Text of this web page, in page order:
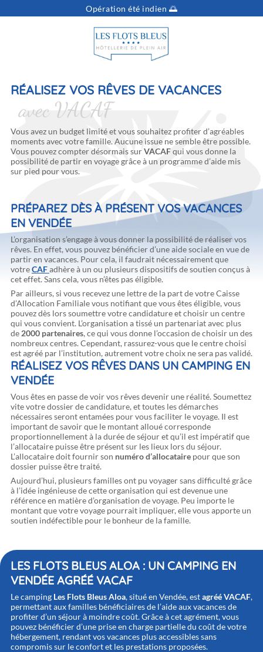
Opération été indien 🌅
RÉALISEZ VOS RÊVES DE VACANCES
avec VACAF
Vous avez un budget limité et vous souhaitez profiter d’agréables
moments avec votre famille. Aucune issue ne semble être possible.
Vous pouvez compter désormais surVACAFqui vous donne la
possibilité de partir en voyage grâce à un programme d’aide mis
sur pied pour vous.
PRÉPAREZ DÈS À PRÉSENT VOS VACANCES
EN VENDÉE
L’organisation s’engage à vous donner la possibilité de réaliser vos
rêves. En effet, vous pouvez bénéficier d’une aide sociale en vue de
partir en vacances. Pour cela, il faudrait nécessairement que
votreCAFadhère à un ou plusieurs dispositifs de soutien conçus à
cet effet. Sans cela, vous n’êtes pas éligible.
Par ailleurs, si vous recevez une lettre de la part de votre Caisse
d’Allocation Familiale vous notifiant que vous êtes éligible, vous
pouvez dès lors soumettre votre candidature et choisir un centre
qui vous convient. L’organisation a tissé un partenariat avec plus
de 2000 partenaires, ce qui vous donne l’occasion de choisir un des
nombreux centres. Cependant, rassurez-vous que le centre choisi
est agréé par l’institution, autrement votre choix ne sera pas validé.
RÉALISEZ VOS RÊVES DANS UN CAMPING EN
VENDÉE
Vous êtes en passe de voir vos rêves devenir une réalité. Soumettez
vite votre dossier de candidature, et toutes les démarches
nécessaires seront entamées pour vous faciliter le voyage. Il est
important de savoir que le montant alloué corresponde
proportionnellement à la durée de séjour et qu’il est impératif que
l’allocataire puisse être présent sur les lieux lors du séjour.
L’allocataire doit fournir son numéro d’allocataire pour que son
dossier puisse être traité.
Aujourd’hui, plusieurs familles ont pu voyager sans difficulté grâce
à l’idée ingénieuse de cette organisation qui est devenue une
référence en matière d’organisation de voyage. Peu importe le
montant que votre voyage pourrait impliquer, elle vous apporte un
soutien indéfectible pour le bonheur de la famille.
LES FLOTS BLEUS ALOA : UN CAMPING EN
VENDÉE AGRÉÉ VACAF
Le camping Les Flots Bleus Aloa, situé en Vendée, estagréé VACAF,
permettant aux familles bénéficiaires de l’aide aux vacances de
profiter d’un séjour à moindre coût. Grâce à cet agrément, vous
pouvez bénéficier d’une prise en charge partielle du coût de votre
hébergement, rendant vos vacances plus accessibles sans
compromis sur le confort et les prestations proposées.